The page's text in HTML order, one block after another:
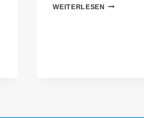
WEITERLESENÄGYPTEN